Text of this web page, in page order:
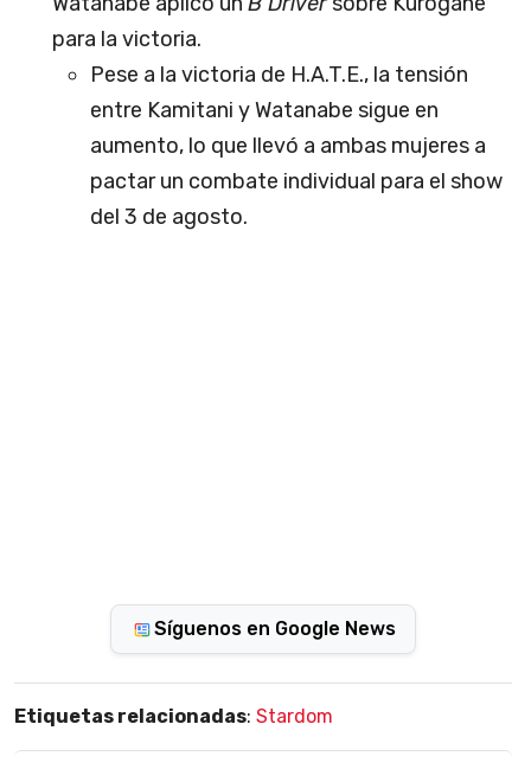
para la victoria.
Pese a la victoria de H.A.T.E., la tensión
entre Kamitani y Watanabe sigue en
aumento, lo que llevó a ambas mujeres a
pactar un combate individual para el show
del 3 de agosto.
Síguenos en Google News
Etiquetas relacionadas: Stardom